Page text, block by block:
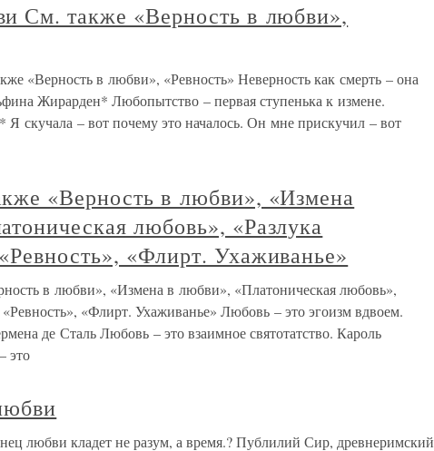
См. также «Верность в любви»,
«Верность в любви», «Ревность» Неверность как смерть – она
Жирарден* Любопытство – первая ступенька к измене.
Я скучала – вот почему это началось. Он мне прискучил – вот
«Верность в любви», «Измена
любовь», «Разлука
«Флирт. Ухаживанье»
в любви», «Измена в любви», «Платоническая любовь»,
«Флирт. Ухаживанье» Любовь – это эгоизм вдвоем.
де Сталь Любовь – это взаимное святотатство. Кароль
это
любви кладет не разум, а время.? Публилий Сир, древнеримский